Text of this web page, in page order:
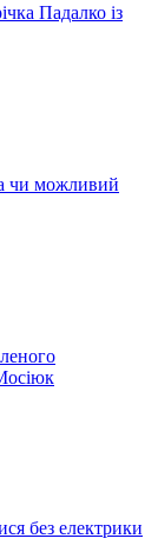
Падалко із
чи можливий
без електрики